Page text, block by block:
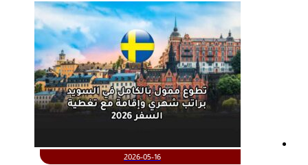
2026-05-16